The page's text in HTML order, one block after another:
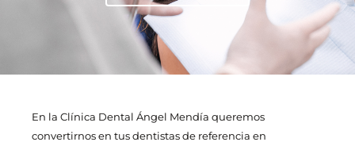
En la Clínica Dental Ángel Mendía queremos
convertirnos en tus dentistas de referencia en